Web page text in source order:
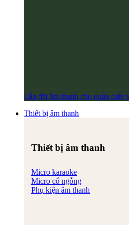
Lắp đặt âm thanh cho quán cafe
Thiết bị âm thanh
Thiết bị âm thanh
Micro karaoke
Micro cổ ngỗng
Phụ kiện âm thanh